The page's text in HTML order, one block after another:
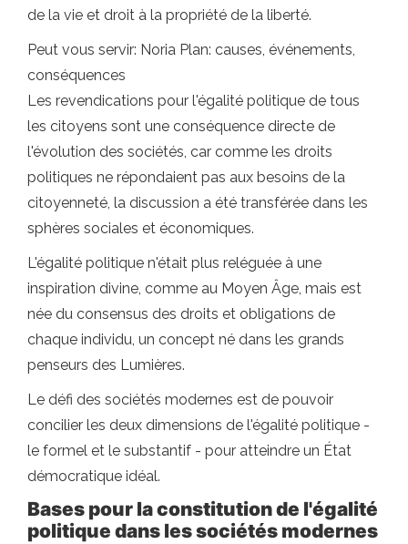
de la vie et droit à la propriété de la liberté.
Peut vous servir: Noria Plan: causes, événements,
conséquences
Les revendications pour l'égalité politique de tous
les citoyens sont une conséquence directe de
l'évolution des sociétés, car comme les droits
politiques ne répondaient pas aux besoins de la
citoyenneté, la discussion a été transférée dans les
sphères sociales et économiques.
L'égalité politique n'était plus reléguée à une
inspiration divine, comme au Moyen Âge, mais est
née du consensus des droits et obligations de
chaque individu, un concept né dans les grands
penseurs des Lumières.
Le défi des sociétés modernes est de pouvoir
concilier les deux dimensions de l'égalité politique -
le formel et le substantif - pour atteindre un État
démocratique idéal.
Bases pour la constitution de l'égalité
politique dans les sociétés modernes